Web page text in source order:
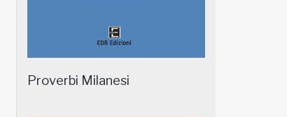
Proverbi Milanesi